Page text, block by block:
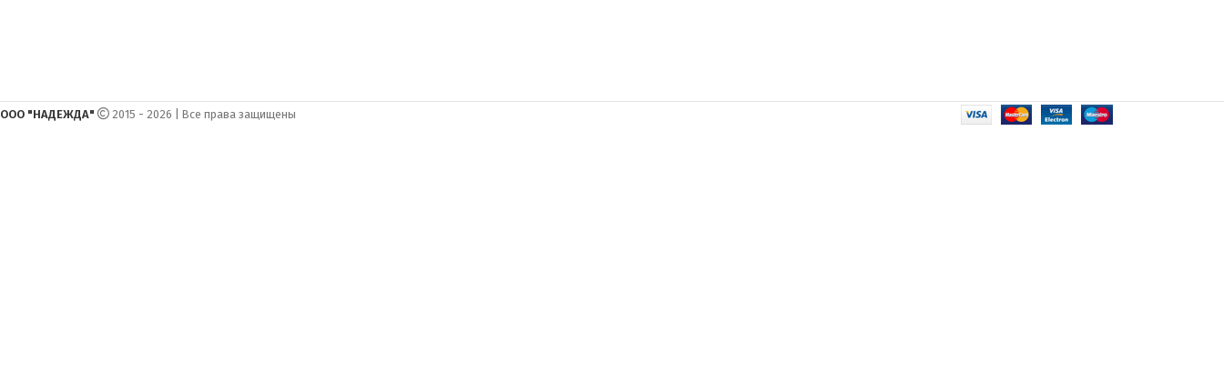
ООО "НАДЕЖДА" 2015 - 2026 | Все права защищены